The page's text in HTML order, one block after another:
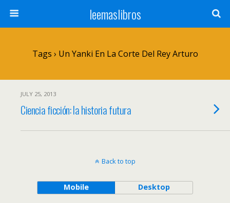
leemaslibros
Tags › Un Yanki En La Corte Del Rey Arturo
JULY 25, 2013
Ciencia ficción: la historia futura
Back to top
Mobile Desktop